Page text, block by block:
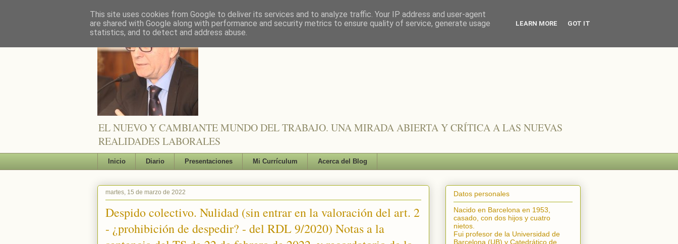
EL NUEVO Y CAMBIANTE MUNDO DEL TRABAJO. UNA MIRADA ABIERTA Y CRÍTICA A LAS NUEVAS
REALIDADES LABORALES
Inicio Diario Presentaciones Mi Currículum Acerca del Blog
martes, 15 de marzo de 2022
Despido colectivo. Nulidad (sin entrar en la valoración del art. 2
- ¿prohibición de despedir? - del RDL 9/2020) Notas a la
Datos personales
Nacido en Barcelona en 1953,
casado, con dos hijos y cuatro
nietos.
Fui profesor de la Universidad de
Barcelona (UB) y Catedrático de
This site uses cookies from Google to deliver its services and to analyze traffic. Your IP address and user-agent
are shared with Google along with performance and security metrics to ensure quality of service, generate usage
statistics, and to detect and address abuse.
LEARN MORE GOT IT